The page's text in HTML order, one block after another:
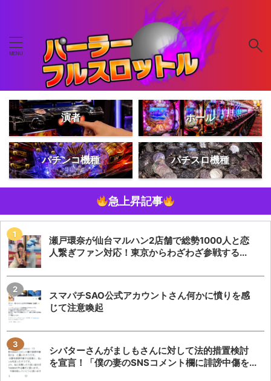
演者 ホール
パチンコ機種 パチスロ機種
急上昇記事
瀬戸環奈が仙台マルハン2店舗で総勢1000人と恋
人繋ぎファン対応！東京からわざわざ参戦する...
スマパチSAO公式アカウントさん何かに憤りを感
じて注意喚起
シバターさんがましもさんに対して法的措置検討
を宣言！「僕の妻のSNSコメント欄に誹謗中傷を...